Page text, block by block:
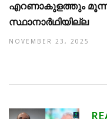
എറണാകുളത്തും
സ്ഥാനാർഥിയില്ല
NOVEMBER 23, 2025